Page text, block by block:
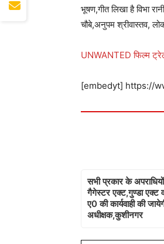
भूषण,गीत लिखा है विभा
चौबे,अनुपम श्रीवास्तव,
UNWANTED फिल्म
[embedyt] https://
सभी प्रकार के
गैगेस्टर एक्ट,गुण्डा एक्ट
ए0 की कार्यवाही की
अधीक्षक,कुशीनगर